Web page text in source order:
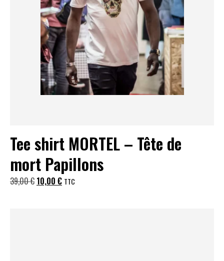
Tee shirt MORTEL – Tête de
mort Papillons
39,00€ Le
10,00 €LeTTC